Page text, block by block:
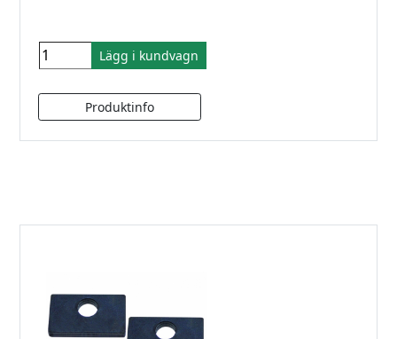
Lägg i kundvagn